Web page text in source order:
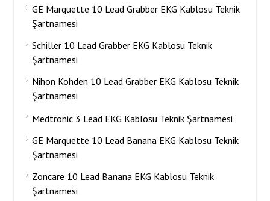
GE Marquette 10 Lead Grabber EKG Kablosu Teknik
Şartnamesi
Schiller 10 Lead Grabber EKG Kablosu Teknik
Şartnamesi
Nihon Kohden 10 Lead Grabber EKG Kablosu Teknik
Şartnamesi
Medtronic 3 Lead EKG Kablosu Teknik Şartnamesi
GE Marquette 10 Lead Banana EKG Kablosu Teknik
Şartnamesi
Zoncare 10 Lead Banana EKG Kablosu Teknik
Şartnamesi